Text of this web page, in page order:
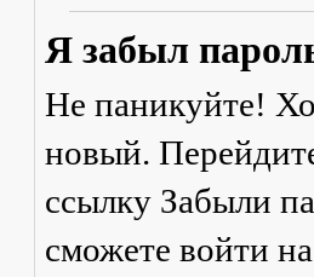
Я забыл
Не паникуйте!
новый.
ссылку Забыли
сможете войти